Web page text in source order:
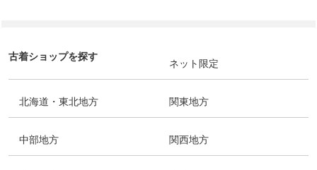
古着ショップを探す
ネット限定
北海道・東北地方 関東地方
中部地方 関西地方